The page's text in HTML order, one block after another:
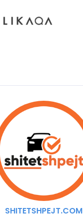
SHITETSHPEJT.COM